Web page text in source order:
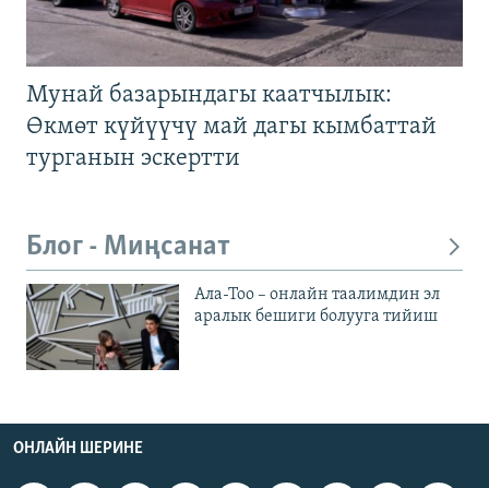
Мунай базарындагы каатчылык:
Өкмөт күйүүчү май дагы кымбаттай
турганын эскертти
Блог - Миңсанат
Ала-Тоо – онлайн таалимдин эл
аралык бешиги болууга тийиш
ОНЛАЙН ШЕРИНЕ